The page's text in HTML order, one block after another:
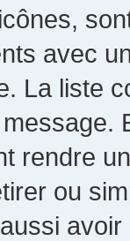
avec
La liste
rendre
ou